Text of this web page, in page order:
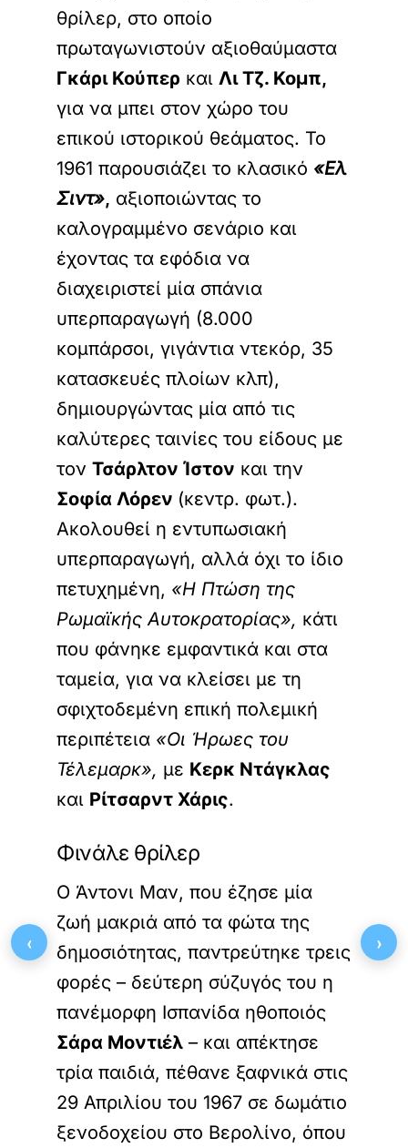
θρίλερ, στο οποίο
πρωταγωνιστούν αξιοθαύμαστα
Γκάρι Κούπερ και Λι Τζ. Κομπ,
για να μπει στον χώρο του
επικού ιστορικού θεάματος. Το
1961 παρουσιάζει το κλασικό «Ελ
Σιντ», αξιοποιώντας το
καλογραμμένο σενάριο και
έχοντας τα εφόδια να
διαχειριστεί μία σπάνια
υπερπαραγωγή (8.000
κομπάρσοι, γιγάντια ντεκόρ, 35
κατασκευές πλοίων κλπ),
δημιουργώντας μία από τις
καλύτερες ταινίες του είδους με
τονΤσάρλτον Ίστον και την
Σοφία Λόρεν (κεντρ. φωτ.).
Ακολουθεί η εντυπωσιακή
υπερπαραγωγή, αλλά όχι το ίδιο
πετυχημένη, «Η Πτώση της
Ρωμαϊκής Αυτοκρατορίας», κάτι
που φάνηκε εμφαντικά και στα
ταμεία, για να κλείσει με τη
σφιχτοδεμένη επική πολεμική
περιπέτεια «Οι Ήρωες του
Τέλεμαρκ», με Κερκ Ντάγκλας
και Ρίτσαρντ Χάρις.
Φινάλε θρίλερ
Ο Άντονι Μαν, που έζησε μία
ζωή μακριά από τα φώτα της
δημοσιότητας, παντρεύτηκε τρεις
φορές – δεύτερη σύζυγός του η
πανέμορφη Ισπανίδα ηθοποιός
Σάρα Μοντιέλ – και απέκτησε
τρία παιδιά, πέθανε ξαφνικά στις
29 Απριλίου του 1967 σε δωμάτιο
ξενοδοχείου στο Βερολίνο, όπου
‹ ›